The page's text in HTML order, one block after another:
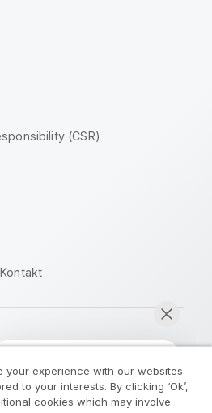
(CSR)
your experience with our websites
to your interests. By clicking ‘Ok’,
cookies which may involve